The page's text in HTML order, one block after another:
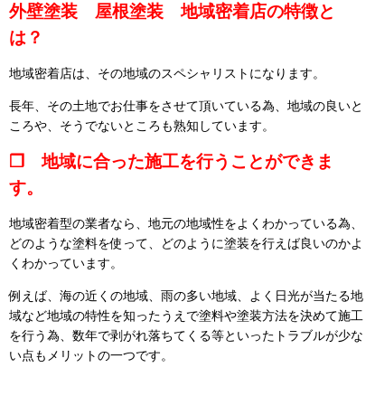
外壁塗装 屋根塗装 地域密着店の特徴と
は？
地域密着店は、その地域のスペシャリストになります。
長年、その土地でお仕事をさせて頂いている為、地域の良いと
ころや、そうでないところも熟知しています。
❒ 地域に合った施工を行うことができま
す。
地域密着型の業者なら、地元の地域性をよくわかっている為、
どのような塗料を使って、どのように塗装を行えば良いのかよ
くわかっています。
例えば、海の近くの地域、雨の多い地域、よく日光が当たる地
域など地域の特性を知ったうえで塗料や塗装方法を決めて施工
を行う為、数年で剥がれ落ちてくる等といったトラブルが少な
い点もメリットの一つです。